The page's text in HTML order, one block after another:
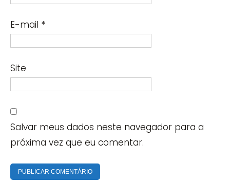
E-mail *
Site
Salvar meus dados neste navegador para a
próxima vez que eu comentar.